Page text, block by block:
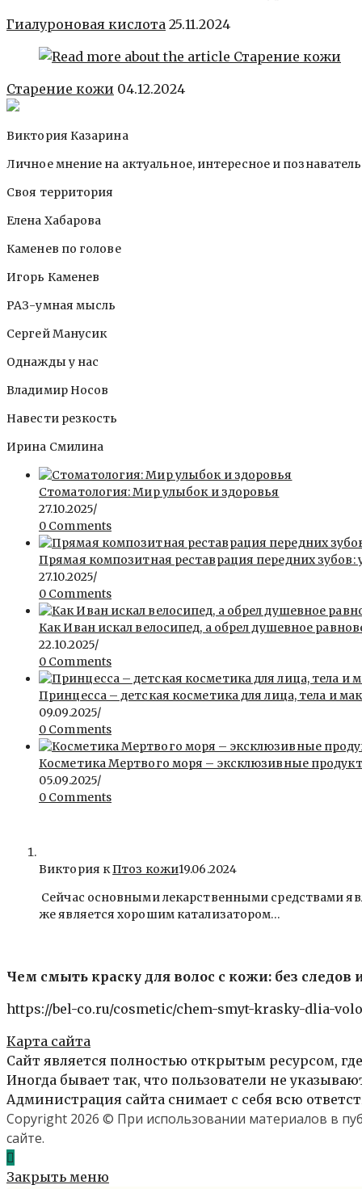
Гиалуроновая кислота 25.11.2024
Старение кожи 04.12.2024
Виктория Казарина
Личное мнение на актуальное, интересное и
Своя территория
Елена Хабарова
Каменев по голове
Игорь Каменев
РАЗ-умная мысль
Сергей Манусик
Однажды у нас
Владимир Носов
Навести резкость
Ирина Смилина
Стоматология: Мир улыбок и здоровья
27.10.2025/
0 Comments
Прямая композитная реставрация передних зубов:
27.10.2025/
0 Comments
Как Иван искал велосипед, а обрел душевное
22.10.2025/
0 Comments
Принцесса – детская косметика для лица, тела и
09.09.2025/
0 Comments
Косметика Мертвого моря – эксклюзивные
05.09.2025/
0 Comments
Виктория кПтоз кожи19.06.2024
Сейчас основными лекарственными средствами
же является хорошим катализатором…
Чем смыть краску для волос с кожи: без следов
https://bel-co.ru/cosmetic/chem-smyt-krasky-dlia-
Карта сайта
Сайт является полностью открытым ресурсом,
Иногда бывает так, что пользователи не
Администрация сайта снимает с себя всю
Copyright 2026 © При использовании материалов в
сайте.
Закрыть меню